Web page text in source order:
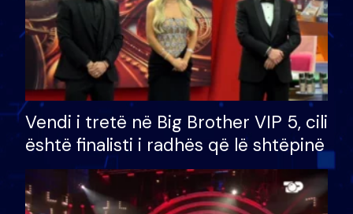
Vendi i tretë në Big Brother VIP 5, cili
është finalisti i radhës që lë shtëpinë